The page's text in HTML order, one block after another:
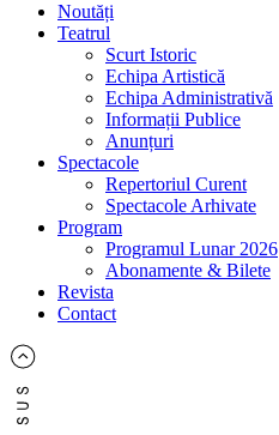
Noutăți
Teatrul
Scurt Istoric
Echipa Artistică
Echipa Administrativă
Informații Publice
Anunțuri
Spectacole
Repertoriul Curent
Spectacole Arhivate
Program
Programul Lunar 2026
Abonamente & Bilete
Revista
Contact